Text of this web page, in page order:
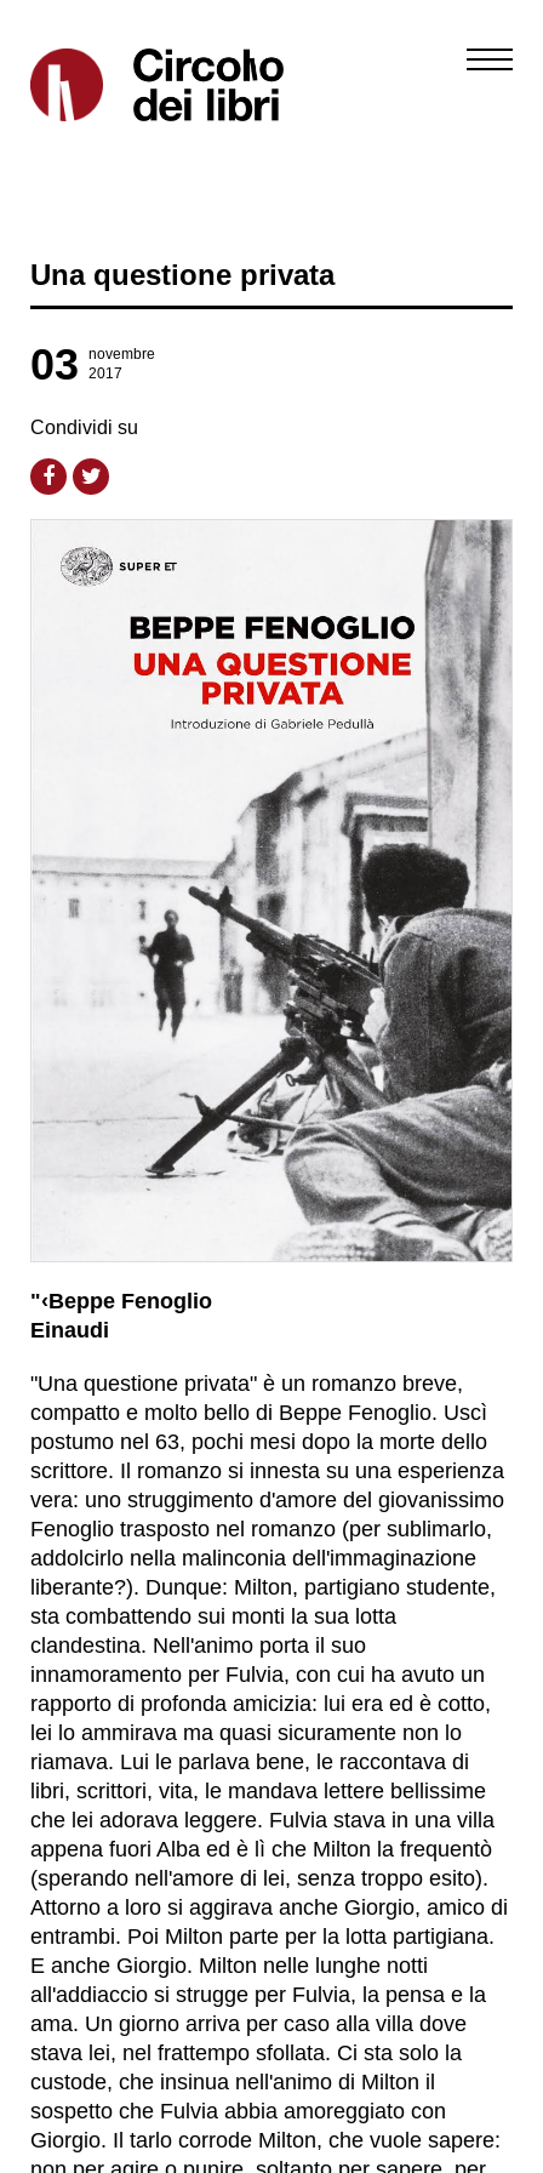
Una questione privata
03
novembre
2017
Condividi su
"‹Beppe Fenoglio
Einaudi
"Una questione privata" è un romanzo breve,
compatto e molto bello di Beppe Fenoglio. Uscì
postumo nel 63, pochi mesi dopo la morte dello
scrittore. Il romanzo si innesta su una esperienza
vera: uno struggimento d'amore del giovanissimo
Fenoglio trasposto nel romanzo (per sublimarlo,
addolcirlo nella malinconia dell'immaginazione
liberante?). Dunque: Milton, partigiano studente,
sta combattendo sui monti la sua lotta
clandestina. Nell'animo porta il suo
innamoramento per Fulvia, con cui ha avuto un
rapporto di profonda amicizia: lui era ed è cotto,
lei lo ammirava ma quasi sicuramente non lo
riamava. Lui le parlava bene, le raccontava di
libri, scrittori, vita, le mandava lettere bellissime
che lei adorava leggere. Fulvia stava in una villa
appena fuori Alba ed è lì che Milton la frequentò
(sperando nell'amore di lei, senza troppo esito).
Attorno a loro si aggirava anche Giorgio, amico di
entrambi. Poi Milton parte per la lotta partigiana.
E anche Giorgio. Milton nelle lunghe notti
all'addiaccio si strugge per Fulvia, la pensa e la
ama. Un giorno arriva per caso alla villa dove
stava lei, nel frattempo sfollata. Ci sta solo la
custode, che insinua nell'animo di Milton il
sospetto che Fulvia abbia amoreggiato con
Giorgio. Il tarlo corrode Milton, che vuole sapere: